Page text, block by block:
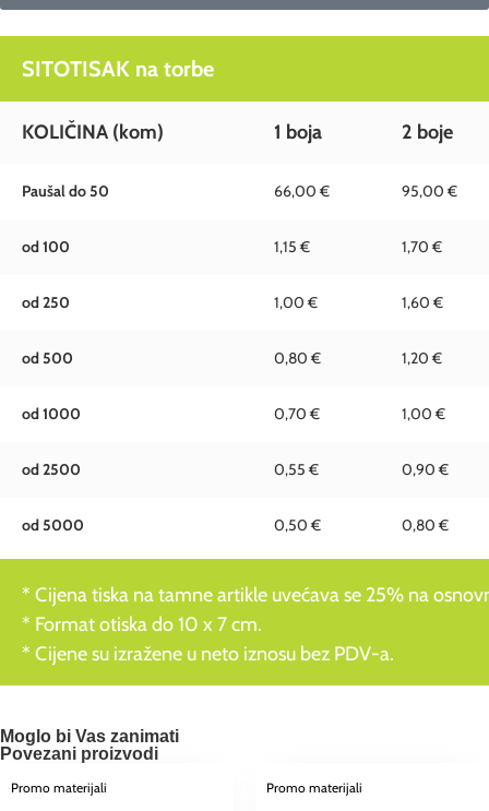
SITOTISAK na torbe
KOLIČINA (kom) 1 boja 2 boje
Paušal do 50 66,00 € 95,00 €
od 100 1,15 € 1,70 €
od 250 1,00 € 1,60 €
od 500 0,80 € 1,20 €
od 1000 0,70 € 1,00 €
od 2500 0,55 € 0,90 €
od 5000 0,50 € 0,80 €
* Cijena tiska na tamne artikle uvećava se 25% na
* Format otiska do 10 x 7 cm.
* Cijene su izražene u neto iznosu bez PDV-a.
Moglo bi Vas zanimati
Povezani proizvodi
Promo materijali Promo materijali